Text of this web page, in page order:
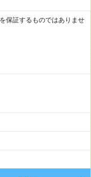
証するものではありませ